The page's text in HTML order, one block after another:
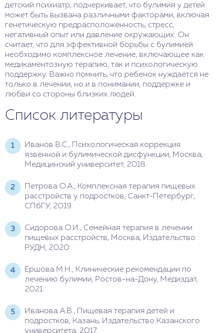
детский психиатр, подчеркивает, что булимия у детей
может быть вызвана различными факторами, включая
генетическую предрасположенность, стресс,
негативный опыт или давление окружающих. Он
считает, что для эффективной борьбы с булимией
необходимо комплексное лечение, включающее как
медикаментозную терапию, так и психологическую
поддержку. Важно помнить, что ребенок нуждается не
только в лечении, но и в понимании, поддержке и
любви со стороны близких людей.
Список литературы
Иванов В.С., Психологическая коррекция
язвенной и булимической дисфункции, Москва,
Медицинский университет, 2018.
Петрова О.А., Комплексная терапия пищевых
расстройств у подростков, Санкт-Петербург,
СПбГУ, 2019.
Сидорова О.И., Семейная терапия в лечении
пищевых расстройств, Москва, Издательство
РУДН, 2020.
Ершова М.Н., Клинические рекомендации по
лечению булимии, Ростов-на-Дону, Медиздат,
2021.
Иванова А.В., Пищевая терапия детей и
подростков, Казань, Издательство Казанского
университета, 2017.